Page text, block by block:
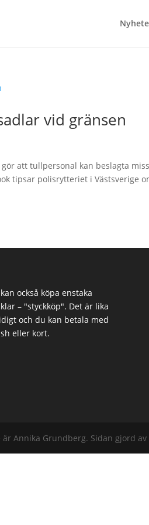
vid gränsen
att tullpersonal kan beslagta
tipsar polisrytteriet i Västsverige
också köpa enstaka
– "styckköp". Det är lika
och du kan betala med
eller kort.
Annika Grundberg. Sidan gjord